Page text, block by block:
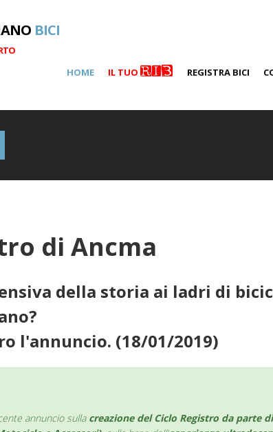
BICI
HOME
IL TUO RIB REGISTRA BICI
di Ancma
della storia ai ladri di
l'annuncio. (18/01/2019)
annuncio sulla creazione del Ciclo Registro da parte